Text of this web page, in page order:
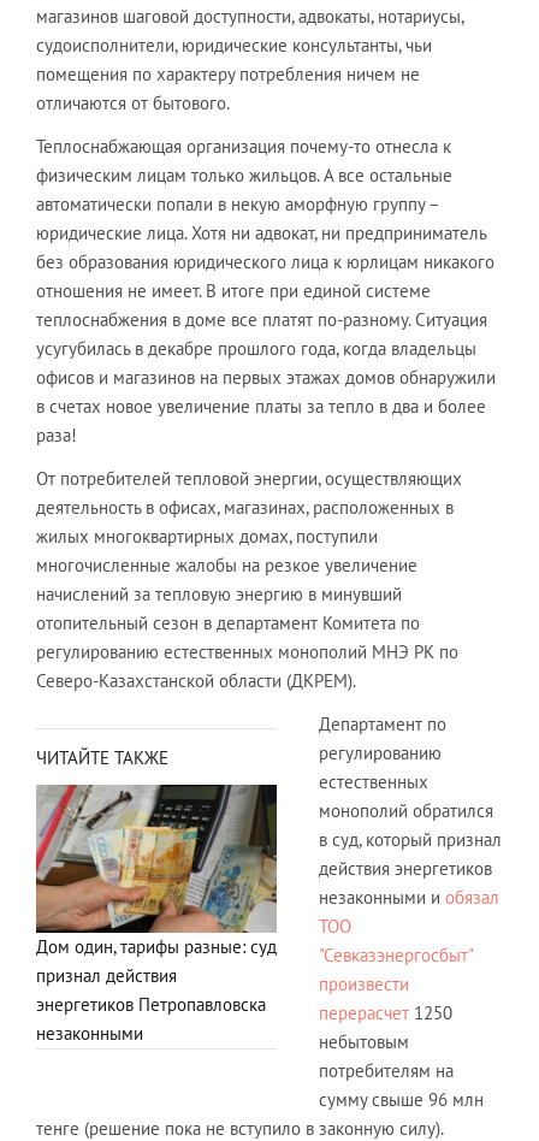
магазинов шаговой доступности, адвокаты, нотариусы,
судоисполнители, юридические консультанты, чьи
помещения по характеру потребления ничем не
отличаются от бытового.
Теплоснабжающая организация почему-то отнесла к
физическим лицам только жильцов. А все остальные
автоматически попали в некую аморфную группу –
юридические лица. Хотя ни адвокат, ни предприниматель
без образования юридического лица к юрлицам никакого
отношения не имеет. В итоге при единой системе
теплоснабжения в доме все платят по-разному.Ситуация
усугубилась в декабре прошлого года, когда владельцы
офисов и магазинов на первых этажах домов обнаружили
в счетах новое увеличение платы за тепло в два и более
раза!
От потребителей тепловой энергии, осуществляющих
деятельность в офисах, магазинах, расположенных в
жилых многоквартирных домах, поступили
многочисленные жалобы на резкое увеличение
начислений за тепловую энергию в минувший
отопительный сезон в департамент Комитета по
регулированию естественных монополий МНЭ РК по
Северо-Казахстанской области (ДКРЕМ).
ЧИТАЙТЕ ТАКЖЕ
Дом один, тарифы разные: суд
признал действия
энергетиков Петропавловска
незаконными
Департамент по
регулированию
естественных
монополий обратился
в суд, который признал
действия энергетиков
незаконными и обязал
ТОО
"Севказэнергосбыт"
произвести
перерасчет 1250
небытовым
потребителям на
сумму свыше 96 млн
тенге (решение пока не вступило в законную силу).